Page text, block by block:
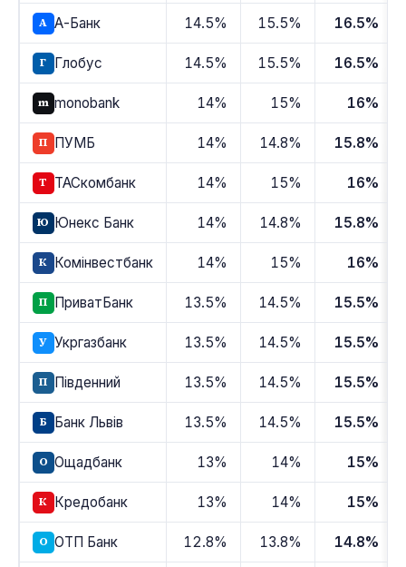
А А-Банк 14.5% 15.5% 16.5%
Г Глобус 14.5% 15.5% 16.5%
m monobank 14% 15% 16%
П ПУМБ 14% 14.8% 15.8%
Т ТАСкомбанк 14% 15% 16%
Ю Юнекс Банк 14% 14.8% 15.8%
К Комінвестбанк 14% 15% 16%
П ПриватБанк 13.5% 14.5% 15.5%
У Укргазбанк 13.5% 14.5% 15.5%
П Південний 13.5% 14.5% 15.5%
Б Банк Львів 13.5% 14.5% 15.5%
О Ощадбанк 13% 14% 15%
К Кредобанк 13% 14% 15%
О ОТП Банк 12.8% 13.8% 14.8%